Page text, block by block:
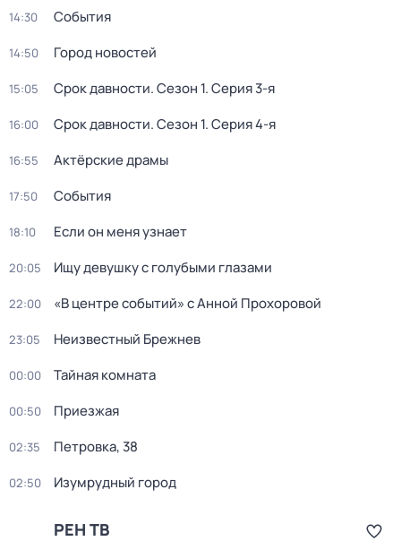
14:30 События
14:50 Город новостей
15:05 Срок давности. Сезон 1. Серия 3-я
16:00 Срок давности. Сезон 1. Серия 4-я
16:55 Актёрские драмы
17:50 События
18:10 Если он меня узнает
20:05 Ищу девушку с голубыми глазами
22:00 «В центре событий» с Анной Прохоровой
23:05 Неизвестный Брежнев
00:00 Тайная комната
00:50 Приезжая
02:35 Петровка, 38
02:50 Изумрудный город
РЕН ТВ